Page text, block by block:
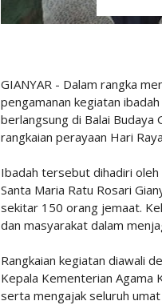
GIANYAR - Dalam rangka
pengamanan kegiatan
berlangsung di Balai Budaya
rangkaian perayaan Hari
Ibadah tersebut dihadiri
Santa Maria Ratu Rosari
sekitar 150 orang jemaat.
dan masyarakat dalam
Rangkaian kegiatan diawali
Kepala Kementerian Agama
serta mengajak seluruh